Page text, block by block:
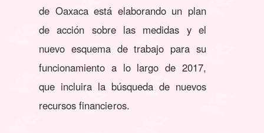
de Oaxaca está elaborando un plan
de acción sobre las medidas y el
nuevo esquema de trabajo para su
funcionamiento a lo largo de 2017,
que incluira la búsqueda de nuevos
recursos financieros.